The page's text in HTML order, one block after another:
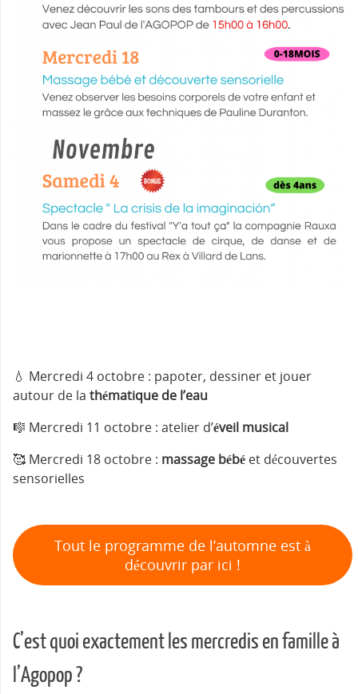
💧 Mercredi 4 octobre : papoter, dessiner et jouer
autour de la thématique de l’eau
🎼 Mercredi 11 octobre : atelier d’éveil musical
🥰 Mercredi 18 octobre : massage bébé et découvertes
sensorielles
Tout le programme de l’automne est à
découvrir par ici !
C’est quoi exactement les mercredis en famille à
l’Agopop ?